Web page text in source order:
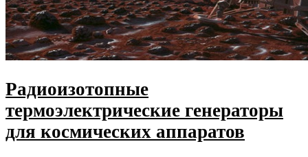
Радиоизотопные
термоэлектрические генераторы
для космических аппаратов